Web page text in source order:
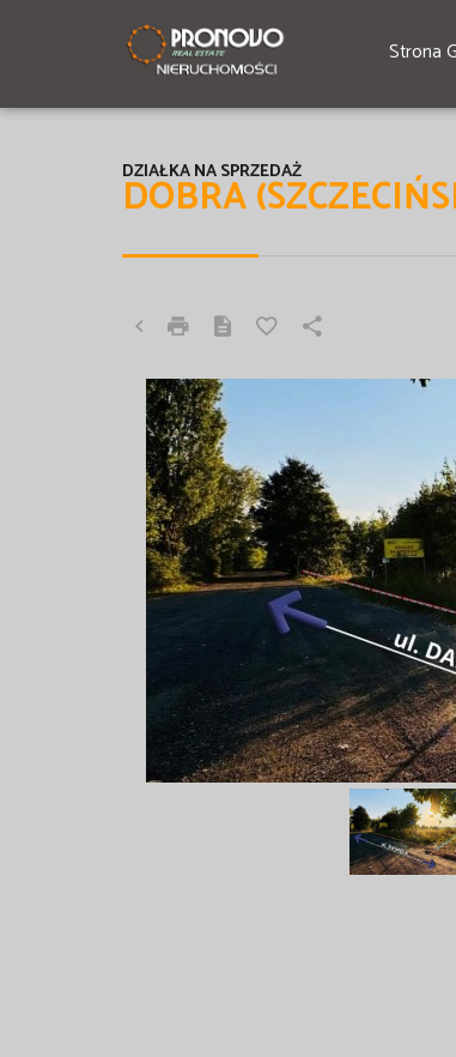
Strona
DOBRA
DZIAŁKA NA SPRZEDAŻ